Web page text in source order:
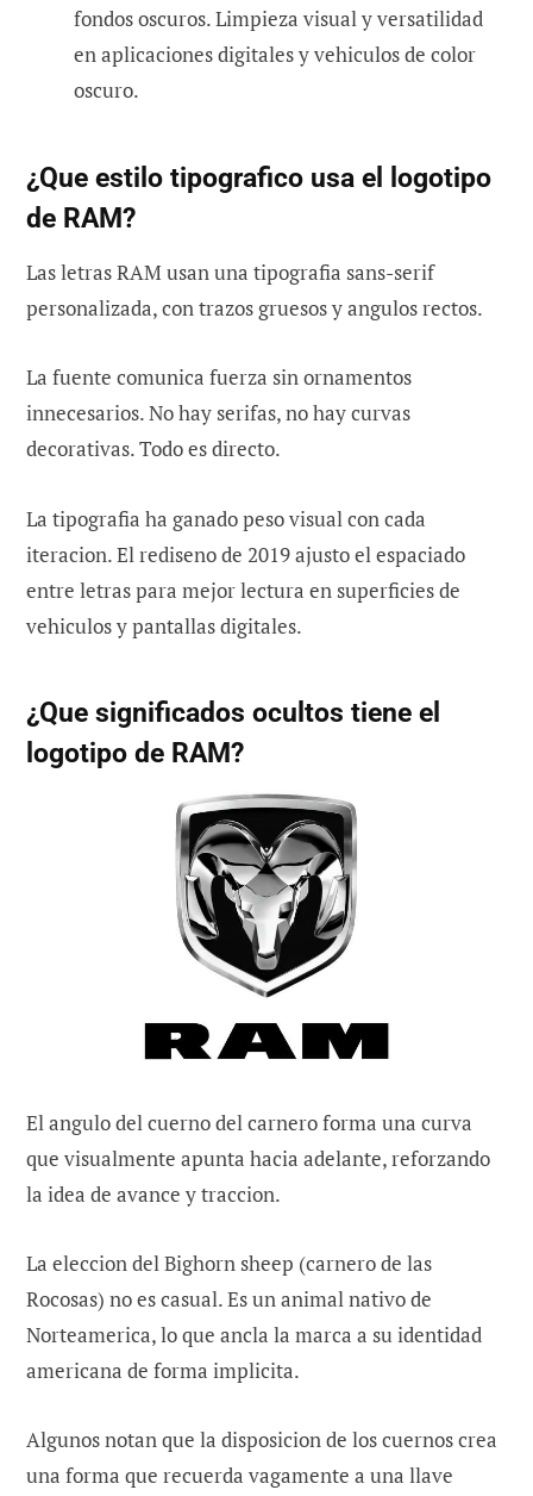
fondos oscuros. Limpieza visual y versatilidad
en aplicaciones digitales y vehiculos de color
oscuro.
¿Que estilo tipografico usa el logotipo
de RAM?
Las letras RAM usan una tipografia sans-serif
personalizada, con trazos gruesos y angulos rectos.
La fuente comunica fuerza sin ornamentos
innecesarios. No hay serifas, no hay curvas
decorativas. Todo es directo.
La tipografia ha ganado peso visual con cada
iteracion. El rediseno de 2019 ajusto el espaciado
entre letras para mejor lectura en superficies de
vehiculos y pantallas digitales.
¿Que significados ocultos tiene el
logotipo de RAM?
El angulo del cuerno del carnero forma una curva
que visualmente apunta hacia adelante, reforzando
la idea de avance y traccion.
La eleccion del Bighorn sheep (carnero de las
Rocosas) no es casual. Es un animal nativo de
Norteamerica, lo que ancla la marca a su identidad
americana de forma implicita.
Algunos notan que la disposicion de los cuernos crea
una forma que recuerda vagamente a una llave